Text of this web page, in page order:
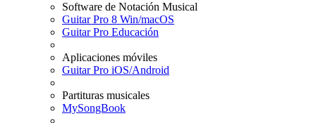
Software de Notación Musical
Guitar Pro 8 Win/macOS
Guitar Pro Educación
Aplicaciones móviles
Guitar Pro iOS/Android
Partituras musicales
MySongBook